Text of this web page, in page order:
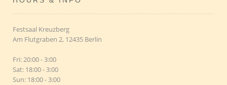
Festsaal Kreuzberg
Am Flutgraben 2, 12435 Berlin
Fri: 20:00 - 3:00
Sat: 18:00 - 3:00
Sun: 18:00 - 3:00